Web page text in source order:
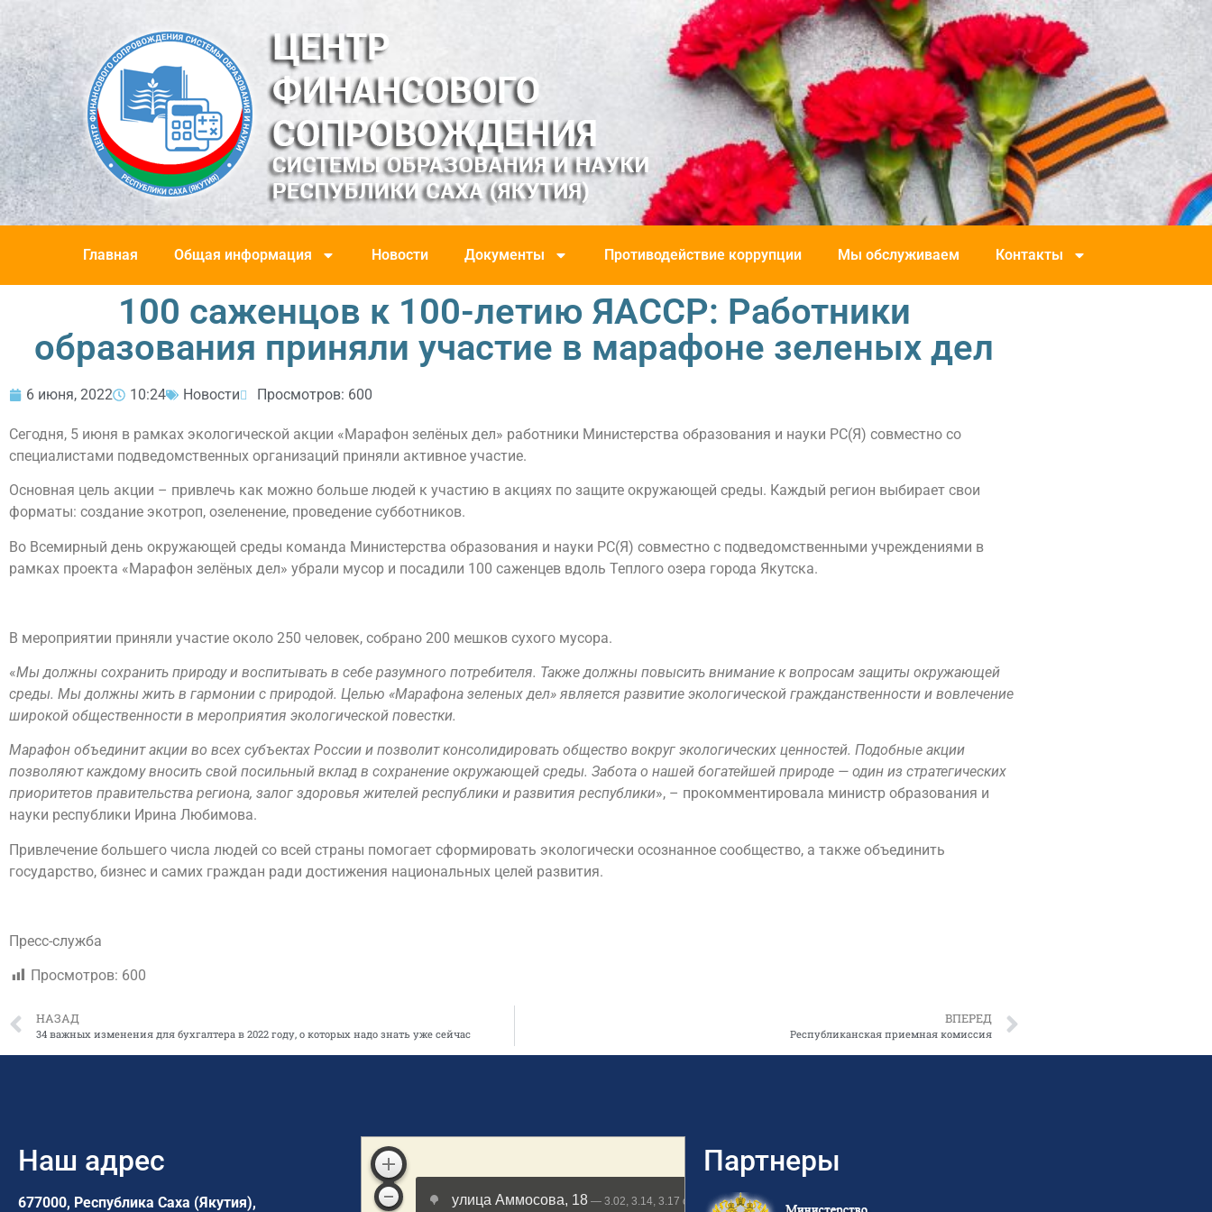
Главная Общая информация Новости Документы Противодействие коррупции Мы обслуживаем Контакты
100 саженцов к 100-летию ЯАССР: Работники
образования приняли участие в марафоне зеленых дел
6 июня, 2022 10:24 Новости Просмотров: 600
Сегодня, 5 июня в рамках экологической акции «Марафон зелёных дел» работники Министерства образования и науки РС(Я) совместно со
специалистами подведомственных организаций приняли активное участие.
Основная цель акции – привлечь как можно больше людей к участию в акциях по защите окружающей среды. Каждый регион выбирает свои
форматы: создание экотроп, озеленение, проведение субботников.
Во Всемирный день окружающей среды команда Министерства образования и науки РС(Я) совместно с подведомственными учреждениями в
рамках проекта «Марафон зелёных дел» убрали мусор и посадили 100 саженцев вдоль Теплого озера города Якутска.
В мероприятии приняли участие около 250 человек, собрано 200 мешков сухого мусора.
«Мы должны сохранить природу и воспитывать в себе разумного потребителя. Также должны повысить внимание к вопросам защиты окружающей
среды. Мы должны жить в гармонии с природой. Целью «Марафона зеленых дел» является развитие экологической гражданственности и вовлечение
широкой общественности в мероприятия экологической повестки.
Марафон объединит акции во всех субъектах России и позволит консолидировать общество вокруг экологических ценностей. Подобные акции
позволяют каждому вносить свой посильный вклад в сохранение окружающей среды. Забота о нашей богатейшей природе — один из стратегических
приоритетов правительства региона, залог здоровья жителей республики и развития республики», – прокомментировала министр образования и
науки республики Ирина Любимова.
Привлечение большего числа людей со всей страны помогает сформировать экологически осознанное сообщество, а также объединить
государство, бизнес и самих граждан ради достижения национальных целей развития.
Пресс-служба
Просмотров: 600
НАЗАД
34 важных изменения для бухгалтера в 2022 году, о которых надо знать уже сейчас
ВПЕРЕД
Республиканская приемная комиссия
Наш адрес
677000, Республика Саха (Якутия),
Партнеры